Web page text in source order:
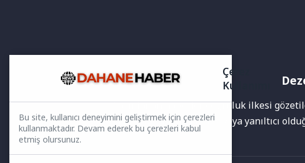
Yayınlanan haberler doğruluk ilkesi
bilgiler bulunabilir.Yanlış veya yanıltıcı
Çerez
Kullanımı
Bu site, kullanıcı deneyimini geliştirmek için çerezleri
kullanmaktadır. Devam ederek bu çerezleri kabul
etmiş olursunuz.